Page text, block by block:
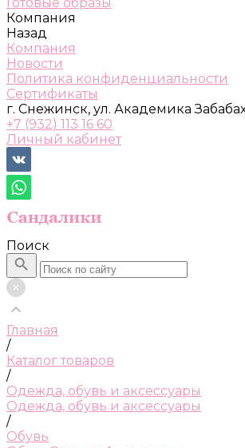
Компания
Назад
Компания
Новости
Политика конфиденциальности
Сертификаты
г. Снежинск, ул. Академика
+7 (932) 113 16 60
Личный кабинет
Поиск
Главная
/
Каталог товаров
/
Одежда, обувь и аксессуары
Одежда, обувь и аксессуары
/
Обувь